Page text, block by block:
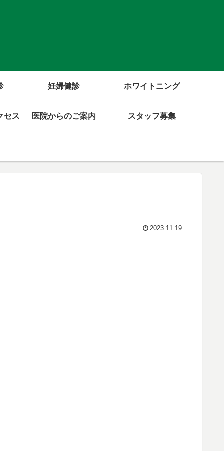
妊婦健診 ホワイトニング
セス 医院からのご案内 スタッフ募集
2023.11.19